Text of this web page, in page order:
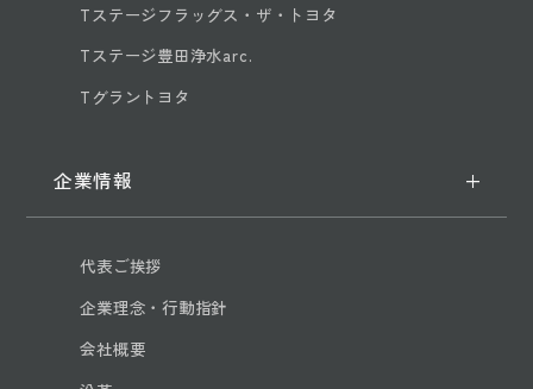
Tステージフラッグス・ザ・トヨタ
Tステージ豊田浄水arc.
Tグラントヨタ
企業情報
代表ご挨拶
企業理念・行動指針
会社概要